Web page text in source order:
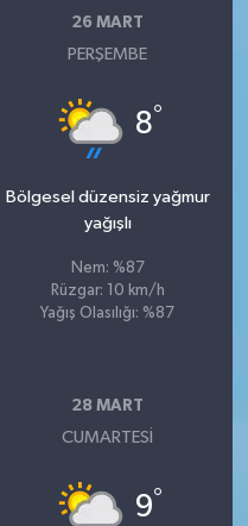
26 MART
PERŞEMBE
8°
Bölgesel düzensiz yağmur
yağışlı
Nem: %87
Rüzgar: 10 km/h
Yağış Olasılığı: %87
28 MART
CUMARTESI
9°